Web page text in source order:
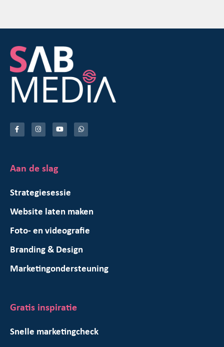
Aan de slag
Strategiesessie
Website laten maken
Foto- en videografie
Branding & Design
Marketingondersteuning
Gratis inspiratie
Snelle marketingcheck